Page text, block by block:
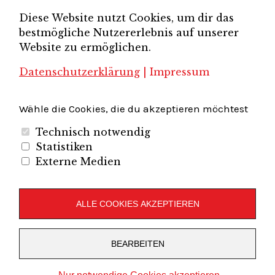
Brandenburg-Berlin e.V.
Unternehmerverband Sachsen e.V. Unternehmervereinigung Uckermark
Unternehmervereinigung Uckermark e.V.
Wirtschaftshof Spandau e.V. Volkswirtschaftlicher Dialog
Unternehmerverband Brandenburg-Berlin e.V.
Folgen Sie uns auf
LinkedInInstagram
Slideshare
Youtube
Diese Website nutzt Cookies, um dir das
bestmögliche Nutzererlebnis auf unserer
Website zu ermöglichen.
Datenschutzerklärung
Impressum
Wähle die Cookies, die du akzeptieren möchtest
Technisch notwendig
Statistiken
Externe Medien
ALLE COOKIES AKZEPTIEREN
BEARBEITEN